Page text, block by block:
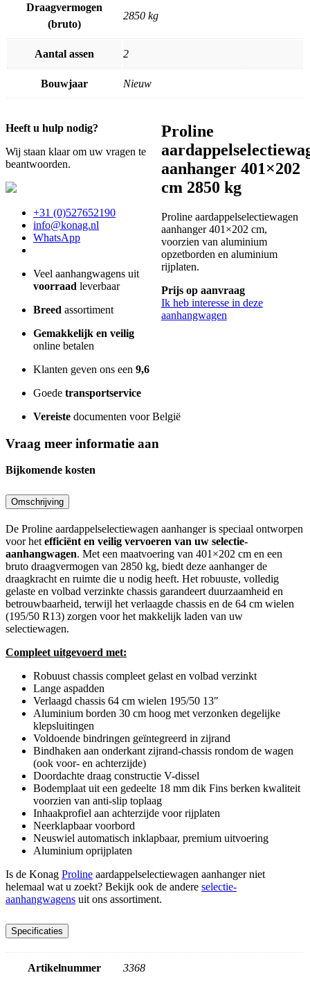
Draagvermogen
(bruto)
2850 kg
Aantal assen 2
Bouwjaar Nieuw
Proline
aanhanger 401×202
cm 2850 kg
Proline aardappelselectiewagen
aanhanger 401×202 cm,
voorzien van aluminium
opzetborden en aluminium
rijplaten.
Prijs op aanvraag
Ik heb interesse in deze
aanhangwagen
Heeft u hulp nodig?
Wij staan klaar om uw vragen te
beantwoorden.
+31 (0)527652190
info@konag.nl
WhatsApp
Veel aanhangwagens uit
voorraad leverbaar
Breed assortiment
Gemakkelijk en veilig
online betalen
Klanten geven ons een 9,6
Goede transportservice
Vereiste documenten voor België
Vraag meer informatie aan
Bijkomende kosten
Omschrijving
De Proline aardappelselectiewagen aanhanger is speciaal ontworpen
voor het efficiënt en veilig vervoeren van uw selectie-
aanhangwagen. Met een maatvoering van 401×202 cm en een
bruto draagvermogen van 2850 kg, biedt deze aanhanger de
draagkracht en ruimte die u nodig heeft. Het robuuste, volledig
gelaste en volbad verzinkte chassis garandeert duurzaamheid en
betrouwbaarheid, terwijl het verlaagde chassis en de 64 cm wielen
(195/50 R13) zorgen voor het makkelijk laden van uw
selectiewagen.
Compleet uitgevoerd met:
Robuust chassis compleet gelast en volbad verzinkt
Lange aspadden
Verlaagd chassis 64 cm wielen 195/50 13″
Aluminium borden 30 cm hoog met verzonken degelijke
klepsluitingen
Voldoende bindringen geïntegreerd in zijrand
Bindhaken aan onderkant zijrand-chassis rondom de wagen
(ook voor- en achterzijde)
Doordachte draag constructie V-dissel
Bodemplaat uit een gedeelte 18 mm dik Fins berken kwaliteit
voorzien van anti-slip toplaag
Inhaakprofiel aan achterzijde voor rijplaten
Neerklapbaar voorbord
Neuswiel automatisch inklapbaar, premium uitvoering
Aluminium oprijplaten
Is de Konag Proline aardappelselectiewagen aanhanger niet
helemaal wat u zoekt? Bekijk ook de andere selectie-
aanhangwagens uit ons assortiment.
Specificaties
Artikelnummer 3368